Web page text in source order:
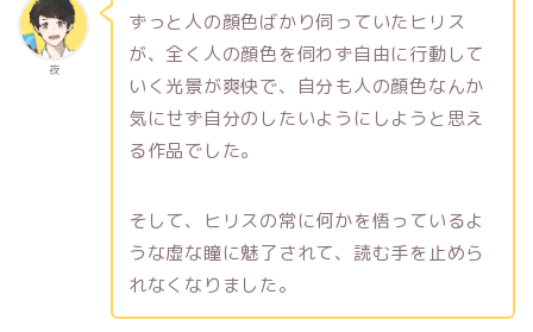
夜
ずっと人の顔色ばかり伺っていたヒリス
が、全く人の顔色を伺わず自由に行動して
いく光景が爽快で、自分も人の顔色なんか
気にせず自分のしたいようにしようと思え
る作品でした。
そして、ヒリスの常に何かを悟っているよ
うな虚な瞳に魅了されて、読む手を止めら
れなくなりました。